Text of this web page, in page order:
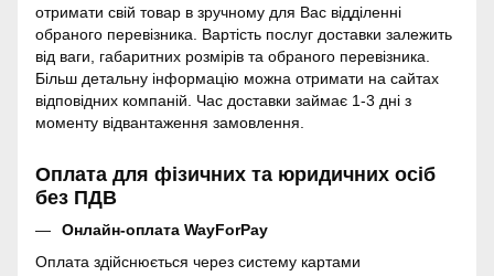
отримати свій товар в зручному для Вас відділенні
обраного перевізника. Вартість послуг доставки залежить
від ваги, габаритних розмірів та обраного перевізника.
Більш детальну інформацію можна отримати на сайтах
відповідних компаній. Час доставки займає 1-3 дні з
моменту відвантаження замовлення.
Оплата для фізичних та юридичних осіб
без ПДВ
Онлайн-оплата WayForPay
Оплата здійснюється через систему картами